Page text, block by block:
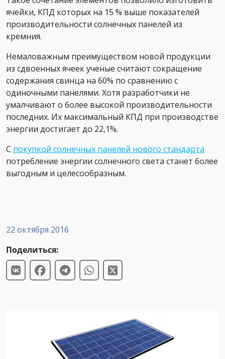
22 октября 2016
Поделиться:
ячейки, КПД которых на 15 % выше показателей
производительности солнечных панелей из
кремния.
Немаловажным преимуществом новой продукции
из сдвоенных ячеек ученые считают сокращение
содержания свинца на 60% по сравнению с
одиночными панелями. Хотя разработчики не
умалчивают о более высокой производительности
последних. Их максимальный КПД при производстве
энергии достигает до 22,1%.
С покупкой солнечных панелей нового стандарта
потребление энергии солнечного света станет более
выгодным и целесообразным.